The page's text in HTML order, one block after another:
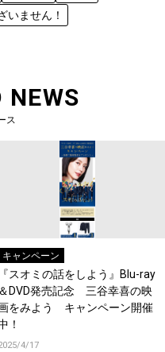
いません！
NEWS
ス
キャンペーン
『スオミの話をしよう』Blu-ray
＆DVD発売記念 三谷幸喜の映
をみよう キャンペーン開催
！
4/17